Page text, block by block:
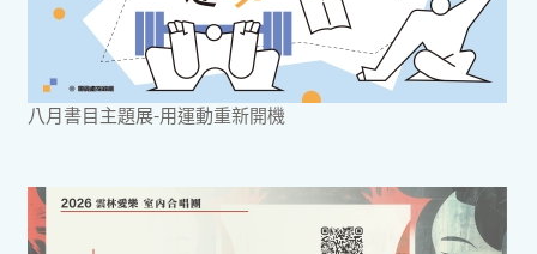
八月書目主題展-用運動重新開機